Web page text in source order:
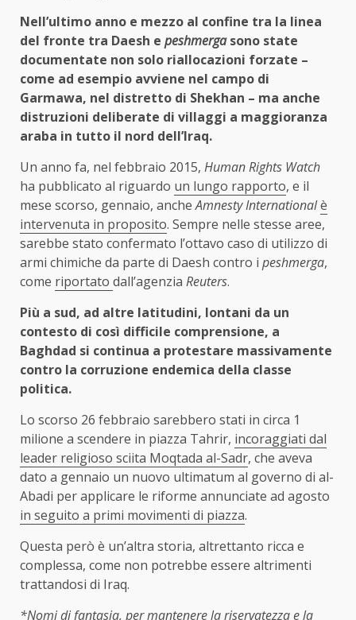
Nell’ultimo anno e mezzo al confine tra la linea
del fronte tra Daesh e peshmergasono state
documentate non solo riallocazioni forzate –
come ad esempio avviene nel campo di
Garmawa, nel distretto di Shekhan – ma anche
distruzioni deliberate di villaggi a maggioranza
araba in tutto il nord dell’Iraq.
Un anno fa, nel febbraio 2015, Human Rights Watch
ha pubblicato al riguardo un lungo rapporto, e il
mese scorso, gennaio, ancheAmnesty Internationalè
intervenuta in proposito. Sempre nelle stesse aree,
sarebbe stato confermato l’ottavo caso di utilizzo di
armi chimiche da parte di Daesh contro i peshmerga,
come riportato dall’agenzia Reuters.
Più a sud, ad altre latitudini, lontani da un
contesto di così difficile comprensione, a
Baghdad si continua a protestare massivamente
contro la corruzione endemica della classe
politica.
Lo scorso 26 febbraio sarebbero stati in circa 1
milione a scendere in piazza Tahrir, incoraggiati dal
leader religioso sciita Moqtada al-Sadr, che aveva
dato a gennaio un nuovo ultimatum al governo di al-
Abadi per applicare le riforme annunciate ad agosto
in seguito a primi movimenti di piazza.
Questa però è un’altra storia, altrettanto ricca e
complessa, come non potrebbe essere altrimenti
trattandosi di Iraq.
*Nomi di fantasia, per mantenere la riservatezza e la